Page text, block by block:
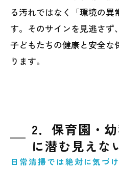
る汚れではなく「環境の
す。そのサインを見逃さず
子どもたちの健康と安全な
ります。
2．保育園・
に潜む見えな
日常清掃では絶対に気づ